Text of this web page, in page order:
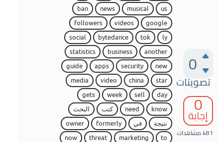
0
تصويتات
0
إجابة
481مشاهدات
us
musical
news
ban
google
videos
followers
ly
tok
bytedance
social
another
business
statistics
new
security
apps
guide
star
china
video
media
day
sell
week
gets
know
need كتب
البحث
نتيجة
في formerly
owner
to
marketing
threat
now